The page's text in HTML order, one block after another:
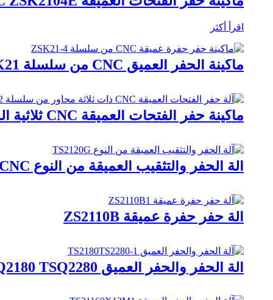
اقرأ أكثر
ماكينة الحفر العميق CNC من سلسلة ZSK21
ماكينة حفر الفتحات العميقة CNC ثلاثية المحاور ZSK2302/ ZSK2303
آلة الحفر والتثقيب العميقة من النوع TS2120G TSK2120G CNC
آلة حفر حفرة عميقة ZS2110B
آلة الحفر والحفر العميق TS2180 TS2280 TSQ2180 TSQ2280